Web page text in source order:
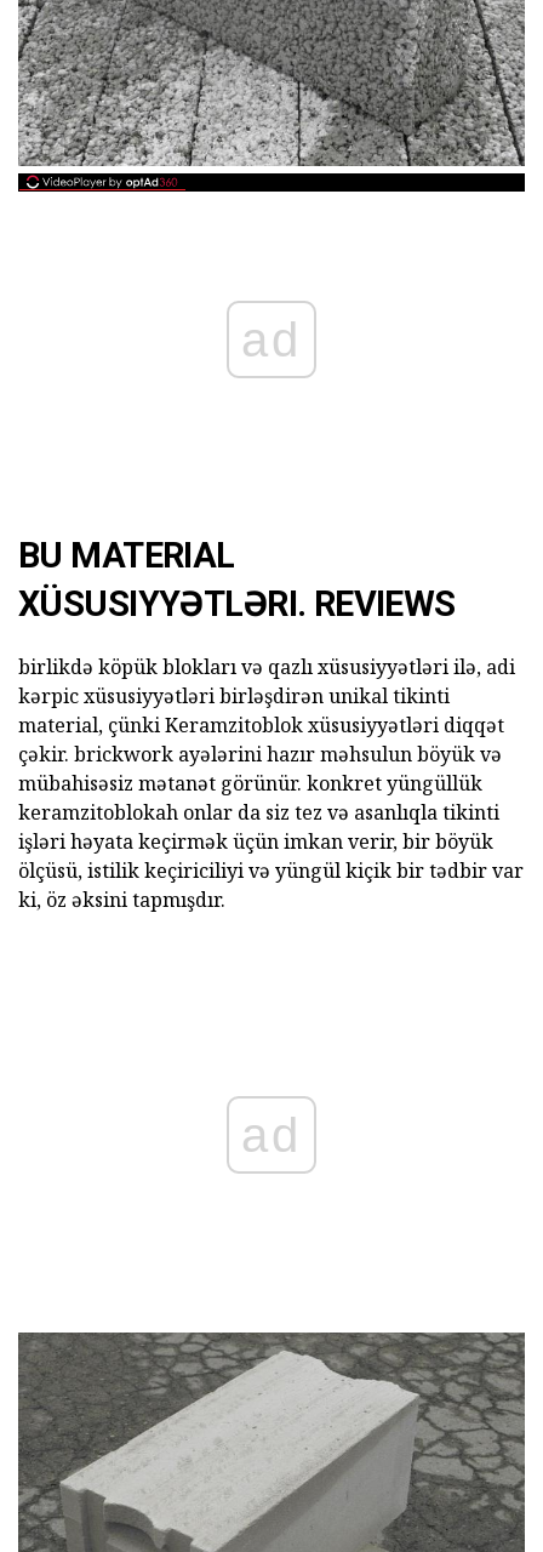
ad
BU MATERIAL
XÜSUSIYYƏTLƏRI. REVIEWS
birlikdə köpük blokları və qazlı xüsusiyyətləri ilə, adi
kərpic xüsusiyyətləri birləşdirən unikal tikinti
material, çünki Keramzitoblok xüsusiyyətləri diqqət
çəkir. brickwork ayələrini hazır məhsulun böyük və
mübahisəsiz mətanət görünür. konkret yüngüllük
keramzitoblokah onlar da siz tez və asanlıqla tikinti
işləri həyata keçirmək üçün imkan verir, bir böyük
ölçüsü, istilik keçiriciliyi və yüngül kiçik bir tədbir var
ki, öz əksini tapmışdır.
ad